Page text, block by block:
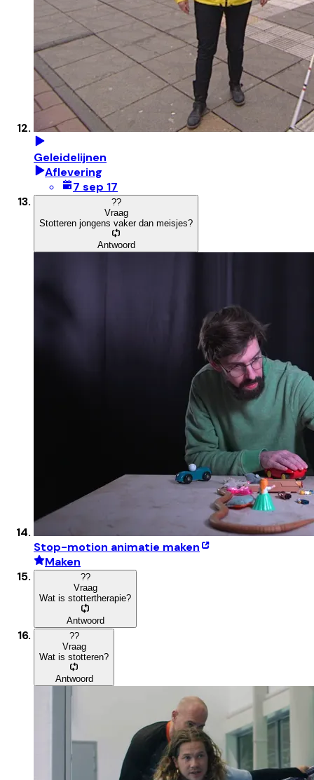
Geleidelijnen
Aflevering
7 sep 17
??
Vraag
Stotteren jongens vaker dan meisjes?
Antwoord
Stop-motion animatie maken
Maken
??
Vraag
Wat is stottertherapie?
Antwoord
??
Vraag
Wat is stotteren?
Antwoord